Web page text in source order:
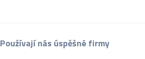
Používají nás úspěšné firmy